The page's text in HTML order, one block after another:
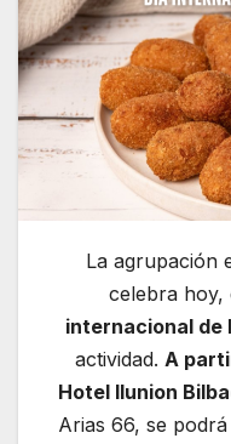
La agrupación
celebra hoy,
internacional de
actividad. A
Hotel Ilunion
Arias 66, se